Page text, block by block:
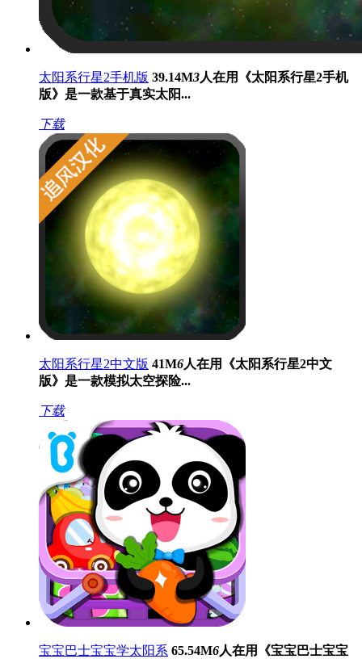
太阳系行星2手机版 39.14M3人在用
《太阳系行星2手机
版》是一款基于真实太阳...
下载
太阳系行星2中文版 41M6人在用
《太阳系行星2中文
版》是一款模拟太空探险...
下载
宝宝巴士宝宝学太阳系 65.54M6人在用
《宝宝巴士宝宝